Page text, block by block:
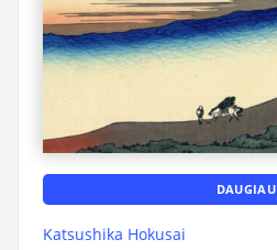
DAUGIAU
Katsushika Hokusai